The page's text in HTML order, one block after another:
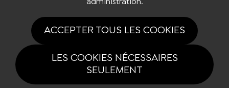
administration.
ACCEPTER TOUS LES COOKIES
LES COOKIES NÉCESSAIRES
SEULEMENT
Tous drois réservés Triathlon-spirit.com 2026 |
Politique
de confidentialité|Gestion des cookies